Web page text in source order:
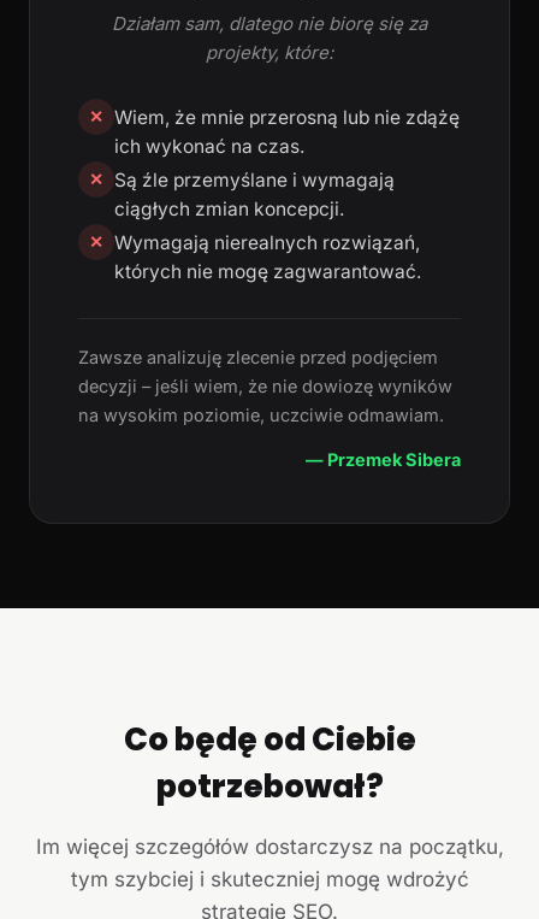
Działam sam, dlatego nie biorę się za
projekty, które:
✕ Wiem, że mnie przerosną lub nie zdążę
ich wykonać na czas.
✕
Są źle przemyślane i wymagają
ciągłych zmian koncepcji.
✕ Wymagają nierealnych rozwiązań,
których nie mogę zagwarantować.
Zawsze analizuję zlecenie przed podjęciem
decyzji – jeśli wiem, że nie dowiozę wyników
na wysokim poziomie, uczciwie odmawiam.
— Przemek Sibera
Co będę od Ciebie
potrzebował?
Im więcej szczegółów dostarczysz na początku,
tym szybciej i skuteczniej mogę wdrożyć
strategię SEO.